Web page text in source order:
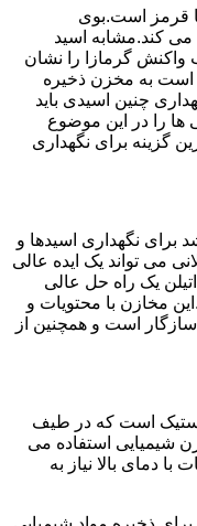
قرمز است.بوی
می کند.مشابه اسید
واکنش گرمازا را نشان
به مخزن ذخیره
چنین اسیدی باید
ها را در این موضوع
گزینه برای نگهداری
برای نگهداری اسیدها و
می تواند یک ایده عالی
یک راه حل عالی
مخازن با محتویات و
است و همچنین از
است که در طیف
شیمیایی استفاده می
دمای بالا نیاز به